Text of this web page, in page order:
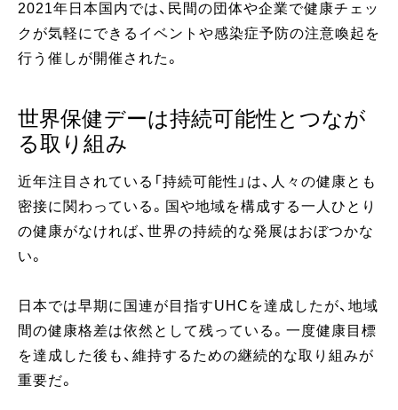
2021年日本国内では、民間の団体や企業で健康チェッ
クが気軽にできるイベントや感染症予防の注意喚起を
行う催しが開催された。
世界保健デーは持続可能性とつなが
る取り組み
近年注目されている「持続可能性」は、人々の健康とも
密接に関わっている。国や地域を構成する一人ひとり
の健康がなければ、世界の持続的な発展はおぼつかな
い。
日本では早期に国連が目指すUHCを達成したが、地域
間の健康格差は依然として残っている。一度健康目標
を達成した後も、維持するための継続的な取り組みが
重要だ。